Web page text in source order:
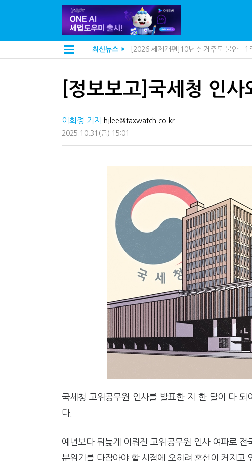
최신뉴스 ▶
[2026 세제개편]10년 실거주도 불안…1
지방재정공제회, 재정분석 수행기관 첫
"정상 승계까지 막을까"…전문가가 본 가
"3.3% 시대 끝...세무플랫폼 사업모델
내 지분만 봤다간 낭패…주식 양도세 추
김밥엔 어떤 술 어울릴까?…국세청이 K-
상속·증여세 조사, 이제 코인거래소까지
고액자산가 더 옥죈다…해외신탁 미신고
반도체·AI로봇 국내 생산땐 세금 깎아준다
"오래 보유보다 오래 살아야"…1주택 세
"10년 넘게 7급은 문제"...인사로 답한 임
[2026 세제개편]"상속 닥치면 늦다"…가
[2026 세제개편]종부세는 집값, 가업상
[정보보고]국세청 인
이희정 기자 hjlee@taxwatch.co.kr
2025.10.31 (금) 15:01
국세청 고위공무원 인사를 발표한 지 한 달이 다
다.
예년보다 뒤늦게 이뤄진 고위공무원 인사 여파로
분위기를 다잡아야 할 시점에 오히려 혼선이 커지고